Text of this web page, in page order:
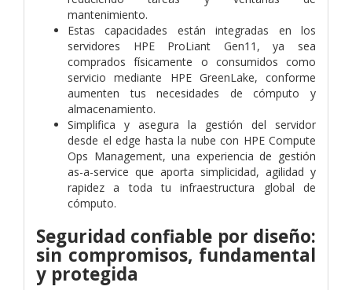
mantenimiento.
Estas capacidades están integradas en los
servidores HPE ProLiant Gen11, ya sea
comprados físicamente o consumidos como
servicio mediante HPE GreenLake, conforme
aumenten tus necesidades de cómputo y
almacenamiento.
Simplifica y asegura la gestión del servidor
desde el edge hasta la nube con HPE Compute
Ops Management, una experiencia de gestión
as-a-service que aporta simplicidad, agilidad y
rapidez a toda tu infraestructura global de
cómputo.
Seguridad confiable por diseño:
sin compromisos, fundamental
y protegida